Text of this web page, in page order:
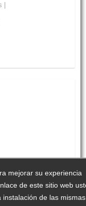
mejorar su experiencia
de este sitio web
de las mismas